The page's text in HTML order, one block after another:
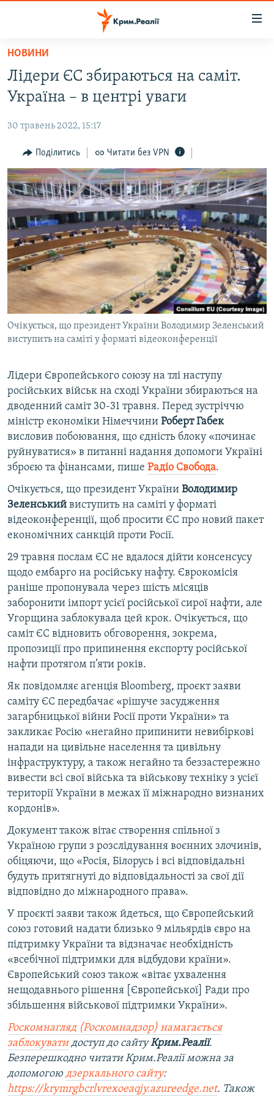
Перейти
основного
матеріалу
Перейти
до
навігації
Перейти
до
пошуку
ВОДА.КРИМ
ВІДЕО ТА ФОТО
ПОЛІТИКА
БЛОГИ
ПОГЛЯД
ІНТЕРВ'Ю
ВСЕ ЗА ДЕНЬ
СПЕЦПРОЕКТИ
ДЕПОРТАЦІЯ
ВІДЕОУРОКИ «ELIFBE»
СВІДЧЕННЯ ОКУПАЦІЇ
УКРАЇНСЬКА ПРОБЛЕМА КРИМУ
ЯК ОБІЙТИ БЛОКУВАННЯ
Русский
Qırımtatar
Усі сайти RFE/RL
НОВИНИ
Лідери ЄС збираються на саміт.
Україна – в центрі уваги
30 травень 2022, 15:17
Поділитись Читати без VPN
Очікується, що президент України Володимир Зеленський
виступить на саміті у форматі відеоконференції
Лідери Європейського союзу на тлі наступу
російських військ на сході України збираються на
дводенний саміт 30-31 травня. Перед зустріччю
міністр економіки Німеччини Роберт Габек
висловив побоювання, що єдність блоку «починає
руйнуватися» в питанні надання допомоги Україні
зброєю та фінансами, пише Радіо Свобода.
Очікується, що президент України Володимир
Зеленський виступить на саміті у форматі
відеоконференції, щоб просити ЄС про новий пакет
економічних санкцій проти Росії.
29 травня послам ЄС не вдалося дійти консенсусу
щодо ембарго на російську нафту. Єврокомісія
раніше пропонувала через шість місяців
заборонити імпорт усієї російської сирої нафти, але
Угорщина заблокувала цей крок. Очікується, що
саміт ЄС відновить обговорення, зокрема,
пропозиції про припинення експорту російської
нафти протягом п’яти років.
Як повідомляє агенція Bloomberg, проєкт заяви
саміту ЄС передбачає «рішуче засудження
загарбницької війни Росії проти України» та
закликає Росію «негайно припинити невибіркові
напади на цивільне населення та цивільну
інфраструктуру, а також негайно та беззастережно
вивести всі свої війська та військову техніку з усієї
території України в межах її міжнародно визнаних
кордонів».
Документ також вітає створення спільної з
Україною групи з розслідування воєнних злочинів,
обіцяючи, що «Росія, Білорусь і всі відповідальні
будуть притягнуті до відповідальності за свої дії
відповідно до міжнародного права».
У проєкті заяви також йдеться, що Європейський
союз готовий надати близько 9 мільярдів євро на
підтримку України та відзначає необхідність
«всебічної підтримки для відбудови країни».
Європейський союз також «вітає ухвалення
нещодавнього рішення [Європейської] Ради про
збільшення військової підтримки України».
Роскомнагляд (Роскомнадзор) намагається
заблокуватидоступ до сайтуКрим.Реалії.
Безперешкодно читати Крим.Реалії можна за
допомогою дзеркального сайту:
https://krymrgbcrlvrexoeaqjy.azureedge.net. Також